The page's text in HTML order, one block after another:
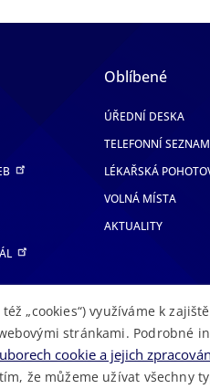
Oblíbené
ÚŘEDNÍ DESKA
TELEFONNÍ SEZNAM
LÉKAŘSKÁ
VOLNÁ MÍSTA
AKTUALITY
„cookies“) využíváme k
stránkami. Podrobné
cookie a jejich
že můžeme užívat všechny